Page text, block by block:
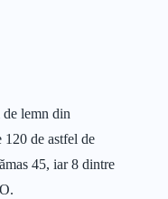
lemn din
de astfel de
45, iar 8 dintre